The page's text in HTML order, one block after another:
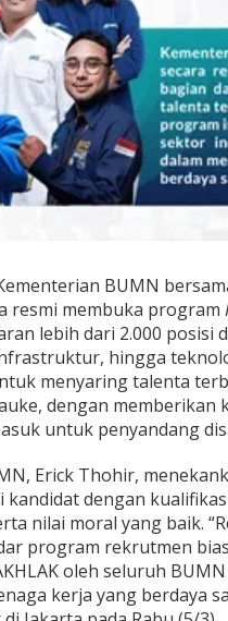
k
a
L
e
b
h
D
a
r
i
0
0
P
o
s
i
s
B
i
s
a
J
a
i
BUMN
resmi membuka program
lebih dari 2.000
hingga
menyaring talenta
dengan memberikan
untuk penyandang
Erick Thohir,
kandidat dengan
nilai moral yang baik.
program rekrutmen
oleh seluruh
kerja yang berdaya